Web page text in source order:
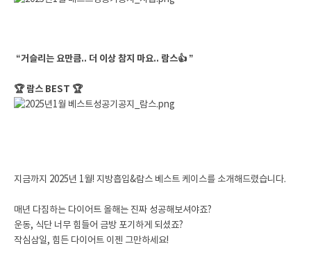
“거슬리는 요만큼.. 더 이상 참지 마요.. 람스👍 ”
🏆 람스 BEST 🏆
지금까지 2025년 1월! 지방흡입&람스 베스트 케이스를 소개해드렸습니다.
매년 다짐하는 다이어트 올해는 진짜 성공해보셔야죠?
운동, 식단 너무 힘들어 금방 포기하게 되셨죠?
작심삼일, 힘든 다이어트 이젠 그만하세요!